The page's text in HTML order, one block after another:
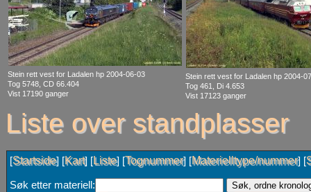
Stein rett vest for Ladalen hp 2004-06-03
Tog 5748, CD 66.404
Vist 17190 ganger
Stein rett vest for Ladalen hp 2004-
Tog 461, Di 4.653
Vist 17123 ganger
Liste over standplasser
[Startside] [Kart] [Liste] [Tognummer] [Materielltype/nummer] [
Søk etter materiell: